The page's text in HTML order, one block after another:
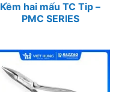
Kềm hai mấu TC Tip –
PMC SERIES